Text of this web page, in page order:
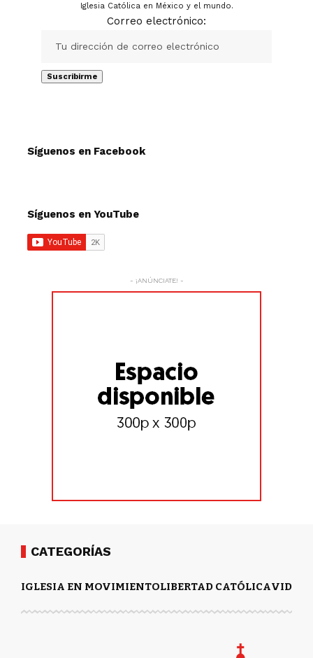
Iglesia Católica en México y el mundo.
Correo electrónico:
Síguenos en Facebook
Síguenos en YouTube
- ¡ANÚNCIATE! -
CATEGORÍAS
IGLESIA EN MOVIMIENTOLIBERTAD CATÓLICAVIDA